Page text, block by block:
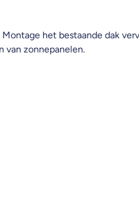
het bestaande dak
van zonnepanelen.